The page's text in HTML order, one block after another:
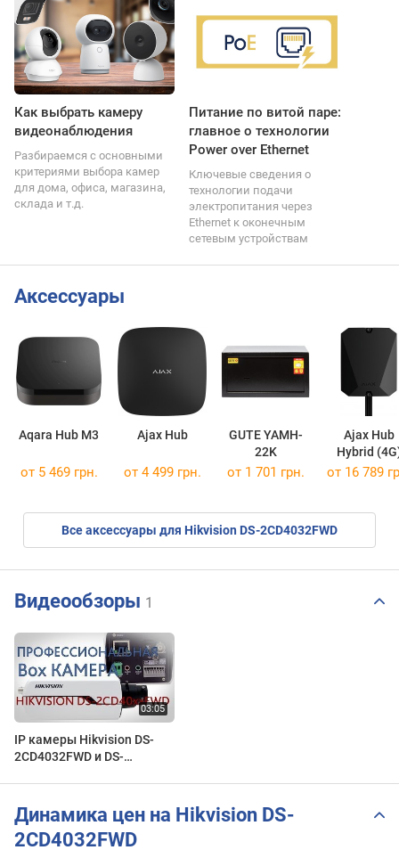
Как выбрать камеру
видеонаблюдения
Разбираемся с основными
критериями выбора камер
для дома, офиса, магазина,
склада и т.д.
Питание по витой паре:
главное о технологии
Power over Ethernet
Ключевые сведения о
технологии подачи
электропитания через
Ethernet к оконечным
сетевым устройствам
Аксессуары
Aqara Hub M3 Ajax Hub
GUTE YAMH-
22K
Ajax Hub
Hybrid
от 5 469 грн. от 4 499 грн. от 1 701 грн. от 16 789
Все аксессуары для Hikvision DS-2CD4032FWD
Видеообзоры 1
IP камеры Hikvision DS-
2CD4032FWD и DS-
Динамика цен на Hikvision DS-
2CD4032FWD